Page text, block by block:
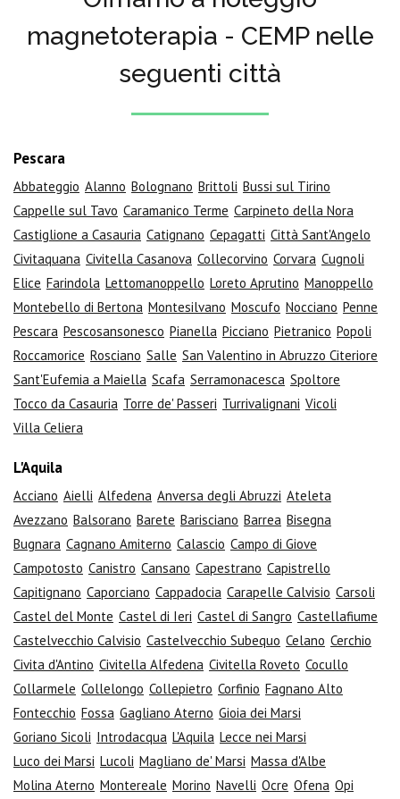
magnetoterapia - CEMP nelle
seguenti città
Pescara
Abbateggio Alanno Bolognano Brittoli Bussi sul Tirino
Cappelle sul Tavo Caramanico Terme Carpineto della Nora
Castiglione a Casauria Catignano Cepagatti Città Sant'Angelo
Civitaquana Civitella Casanova Collecorvino Corvara Cugnoli
Elice Farindola Lettomanoppello Loreto Aprutino Manoppello
Montebello di Bertona Montesilvano Moscufo Nocciano Penne
Pescara Pescosansonesco Pianella Picciano Pietranico Popoli
Roccamorice Rosciano Salle San Valentino in Abruzzo Citeriore
Sant'Eufemia a Maiella Scafa Serramonacesca Spoltore
Tocco da Casauria Torre de' Passeri Turrivalignani Vicoli
Villa Celiera
L'Aquila
Acciano Aielli Alfedena Anversa degli Abruzzi Ateleta
Avezzano Balsorano Barete Barisciano Barrea Bisegna
Bugnara Cagnano Amiterno Calascio Campo di Giove
Campotosto Canistro Cansano Capestrano Capistrello
Capitignano Caporciano Cappadocia Carapelle Calvisio Carsoli
Castel del Monte Castel di Ieri Castel di Sangro Castellafiume
Castelvecchio Calvisio Castelvecchio Subequo Celano Cerchio
Civita d'Antino Civitella Alfedena Civitella Roveto Cocullo
Collarmele Collelongo Collepietro Corfinio Fagnano Alto
Fontecchio Fossa Gagliano Aterno Gioia dei Marsi
Goriano Sicoli Introdacqua L'Aquila Lecce nei Marsi
Luco dei Marsi Lucoli Magliano de' Marsi Massa d'Albe
Molina Aterno Montereale Morino Navelli Ocre Ofena Opi